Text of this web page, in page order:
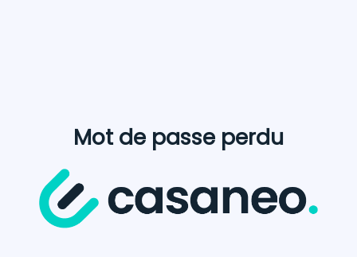
Mot de passe perdu